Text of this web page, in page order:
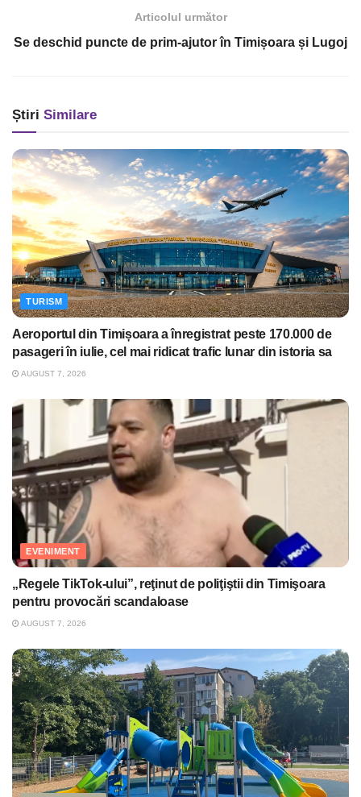
Articolul următor
Se deschid puncte de prim-ajutor în Timișoara și Lugoj
Știri Similare
TURISM
Aeroportul din Timișoara a înregistrat peste 170.000 de
pasageri în iulie, cel mai ridicat trafic lunar din istoria sa
AUGUST 7, 2026
EVENIMENT
„Regele TikTok-ului”, reţinut de poliţiştii din Timişoara
pentru provocări scandaloase
AUGUST 7, 2026